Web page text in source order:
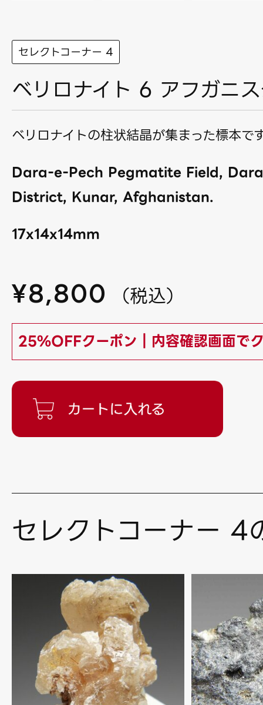
セレクトコーナー 4
ベリロナイト 6 アフガニ
ベリロナイトの柱状結晶が集まった標本で
Dara-e-Pech Pegmatite Field,
District, Kunar, Afghanistan.
17x14x14mm
¥8,800 （税込）
25%OFFクーポン｜内容確認画面で
セレクトコーナー 4